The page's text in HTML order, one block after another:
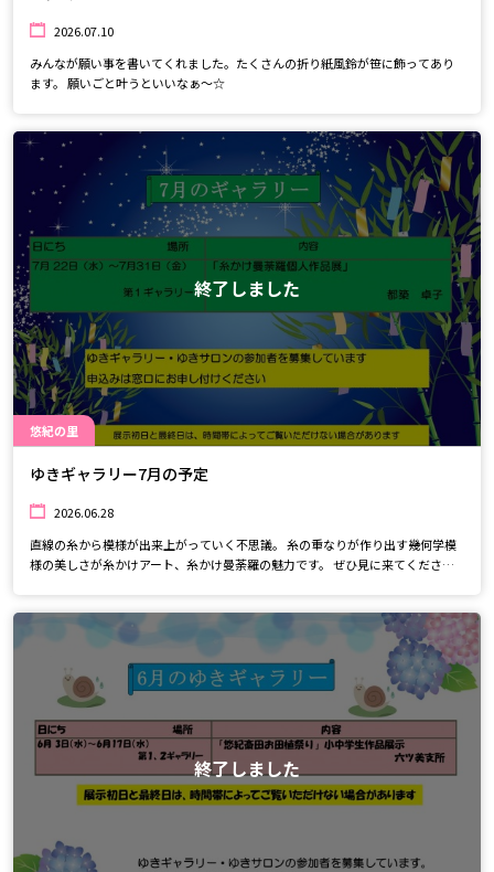
2026.07.10
みんなが願い事を書いてくれました。たくさんの折り紙風鈴が笹に飾ってあり
ます。 願いごと叶うといいなぁ～☆
悠紀の里
終了しました
ゆきギャラリー7月の予定
2026.06.28
直線の糸から模様が出来上がっていく不思議。 糸の重なりが作り出す幾何学模
様の美しさが糸かけアート、糸かけ曼荼羅の魅力です。 ぜひ見に来てください
終了しました